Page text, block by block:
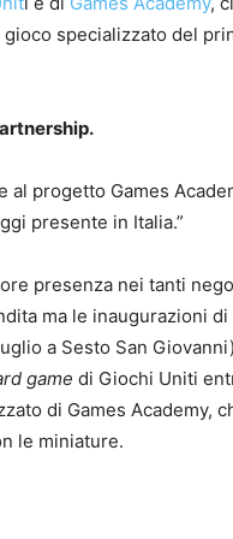
specializzato del
al progetto Games
presente in Italia.”
presenza nei tanti
ma le inaugurazioni di
a Sesto San
game di Giochi Uniti
di Games Academy,
le miniature.